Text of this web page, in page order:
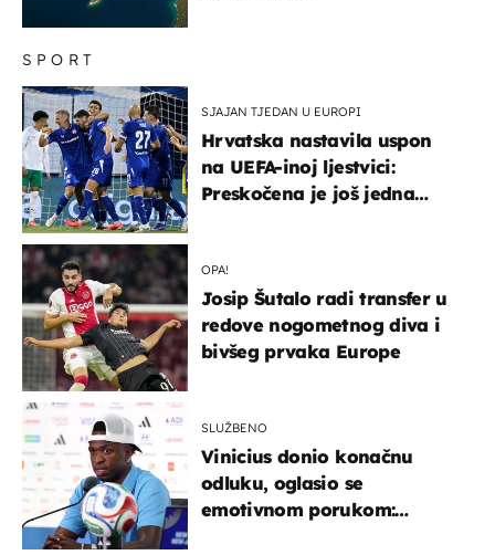
SPORT
SJAJAN TJEDAN U EUROPI
Hrvatska nastavila uspon
na UEFA-inoj ljestvici:
Preskočena je još jedna
OPA!
Josip Šutalo radi transfer u
redove nogometnog diva i
bivšeg prvaka Europe
SLUŽBENO
Vinicius donio konačnu
odluku, oglasio se
emotivnom porukom: